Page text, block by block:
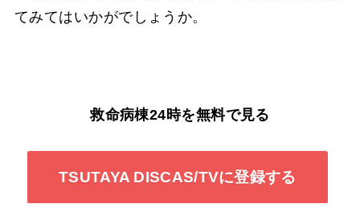
てみてはいかがでしょうか。
救命病棟24時を無料で見る
TSUTAYA DISCAS/TVに登録する